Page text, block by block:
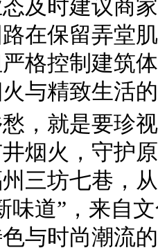
及时建议商
在保留弄堂
格控制建筑
与精致生活
，就是要珍
烟火，守护
三坊七巷，
味道”，来自
与时尚潮流